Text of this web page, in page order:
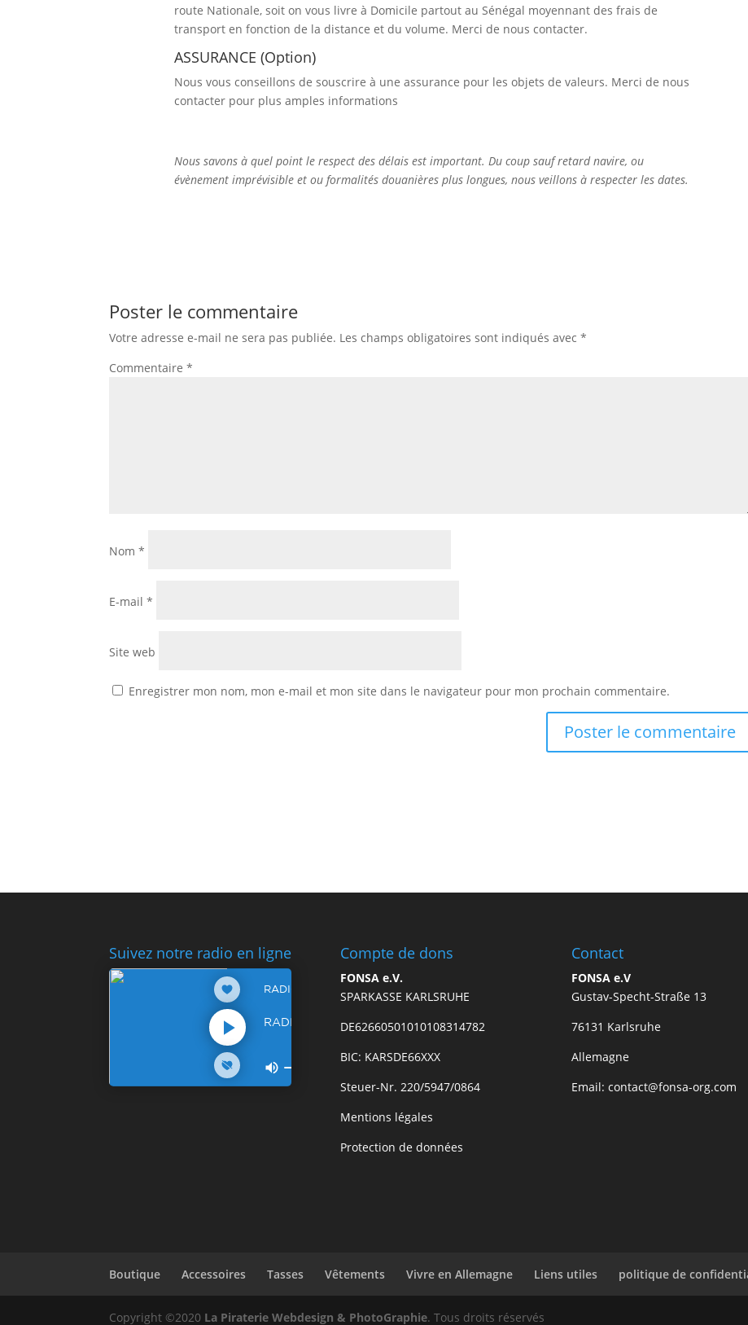
route Nationale, soit on vous livre à Domicile partout au Sénégal moyennant des frais de
transport en fonction de la distance et du volume. Merci de nous contacter.
ASSURANCE (Option)
Nous vous conseillons de souscrire à une assurance pour les objets de valeurs. Merci de nous
contacter pour plus amples informations
Nous savons à quel point le respect des délais est important. Du coup sauf retard navire, ou
évènement imprévisible et ou formalités douanières plus longues, nous veillons à respecter les dates.
Poster le commentaire
Votre adresse e-mail ne sera pas publiée. Les champs obligatoires sont indiqués avec*
Commentaire*
Nom*
E-mail*
Site web
Enregistrer mon nom, mon e-mail et mon site dans le navigateur pour mon prochain commentaire.
Suivez notre radio en ligne Compte de dons
FONSA e.V.
SPARKASSE KARLSRUHE
DE62660501010108314782
BIC: KARSDE66XXX
Steuer-Nr. 220/5947/0864
Mentions légales
Protection de données
Contact
FONSA e.V
Gustav-Specht-Straße 13
76131 Karlsruhe
Allemagne
Email: contact@fonsa-org.com
Boutique Accessoires Tasses Vêtements Vivre en Allemagne Liens utiles politique de
Copyright ©2020 La Piraterie Webdesign & PhotoGraphie. Tous droits réservés